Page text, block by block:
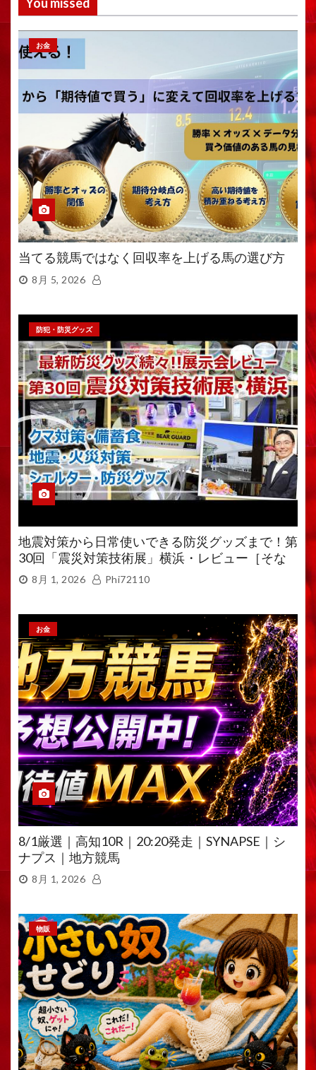
お金
当てる競馬ではなく回収率を上げる馬の選び方
8月 5, 2026
防犯・防災グッズ
地震対策から日常使いできる防災グッズまで！第
30回「震災対策技術展」横浜・レビュー［そな
えるTV・高荷智也］
8月 1, 2026 Phi72110
お金
8/1厳選｜高知10R｜20:20発走｜SYNAPSE｜シ
ナプス｜地方競馬
8月 1, 2026
物販